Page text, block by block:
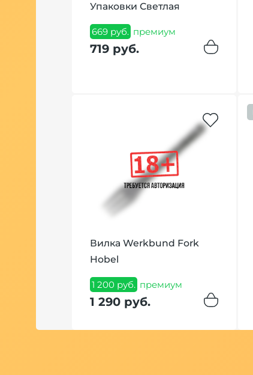
Упаковки Светлая
669 руб. премиум
719 руб.
Вилка Werkbund Fork
Hobel
1 200 руб. премиум
1 290 руб.